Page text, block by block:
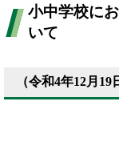
小中学校に
いて
（令和4年12月19